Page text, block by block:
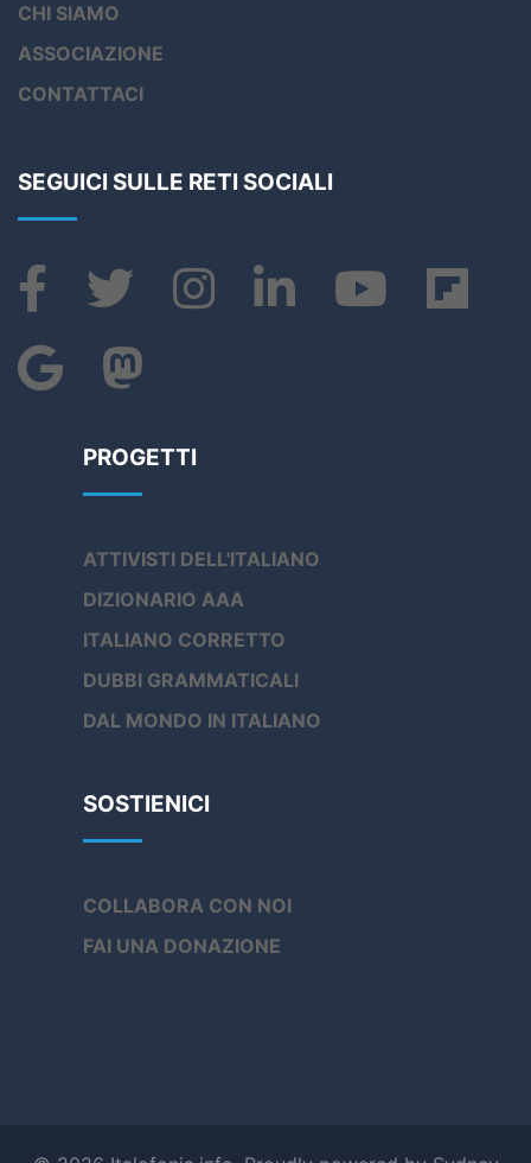
CHI SIAMO
ASSOCIAZIONE
CONTATTACI
SEGUICI SULLE RETI SOCIALI
PROGETTI
ATTIVISTI DELL'ITALIANO
DIZIONARIO AAA
ITALIANO CORRETTO
DUBBI GRAMMATICALI
DAL MONDO IN ITALIANO
SOSTIENICI
COLLABORA CON NOI
FAI UNA DONAZIONE